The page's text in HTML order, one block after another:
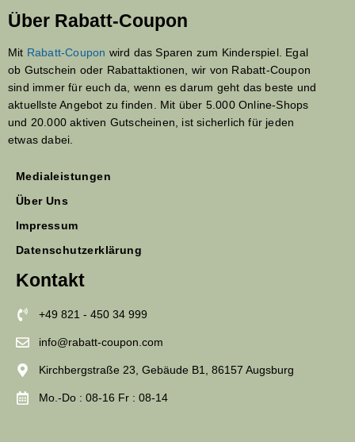
Über Rabatt-Coupon
Mit Rabatt-Coupon wird das Sparen zum Kinderspiel. Egal
ob Gutschein oder Rabattaktionen, wir von Rabatt-Coupon
sind immer für euch da, wenn es darum geht das beste und
aktuellste Angebot zu finden. Mit über 5.000 Online-Shops
und 20.000 aktiven Gutscheinen, ist sicherlich für jeden
etwas dabei.
Medialeistungen
Über Uns
Impressum
Datenschutzerklärung
Kontakt
+49 821 - 450 34 999
info@rabatt-coupon.com
Kirchbergstraße 23, Gebäude B1, 86157 Augsburg
Mo.-Do : 08-16 Fr : 08-14